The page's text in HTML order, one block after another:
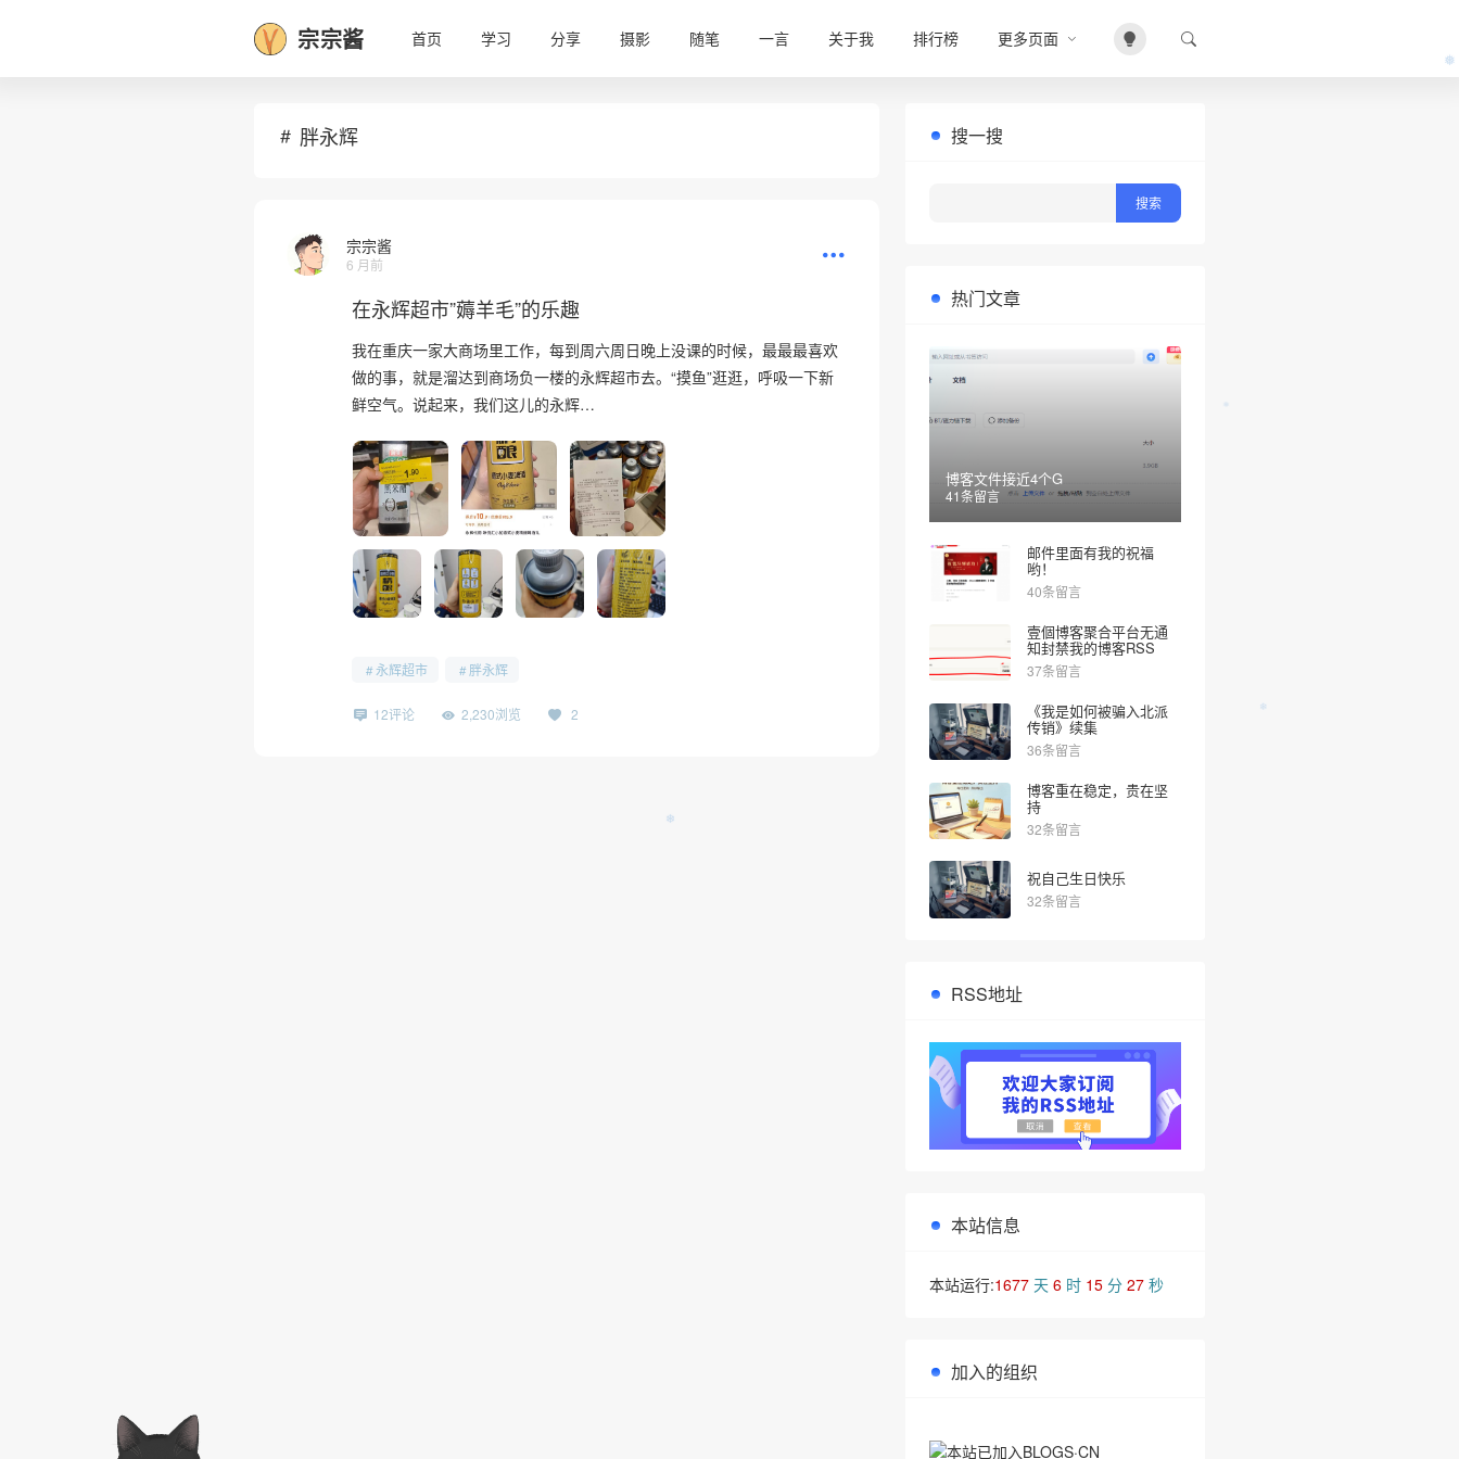
宗宗酱 首页 学习 分享 摄影 随笔 一言 关于我 排行榜 更多页面
胖永辉
宗宗酱
6 月前
在永辉超市”薅羊毛”的乐趣
我在重庆一家大商场里工作，每到周六周日晚上没课的时候，最最最喜欢
做的事，就是溜达到商场负一楼的永辉超市去。“摸鱼”逛逛，呼吸一下新
鲜空气。说起来，我们这儿的永辉…
永辉超市 胖永辉
12评论 2,230浏览 2
搜一搜
热门文章
博客文件接近4个G
41条留言
邮件里面有我的祝福
哟！
40条留言
壹個博客聚合平台无通
知封禁我的博客RSS
37条留言
《我是如何被骗入北派
传销》续集
36条留言
博客重在稳定，贵在坚
持
32条留言
祝自己生日快乐
32条留言
RSS地址
本站信息
本站运行:1677天 6时 15分 27秒
加入的组织